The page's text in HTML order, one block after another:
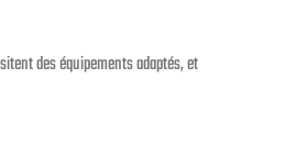
des équipements adaptés, et